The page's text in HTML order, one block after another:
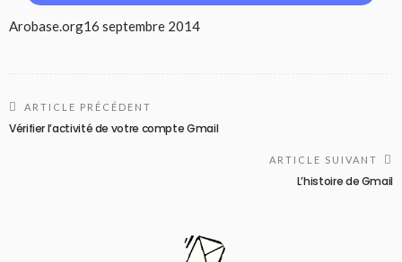
Arobase.org16 septembre 2014
ARTICLE PRÉCÉDENT
Vérifier l’activité de votre compte Gmail
ARTICLE SUIVANT
L’histoire de Gmail